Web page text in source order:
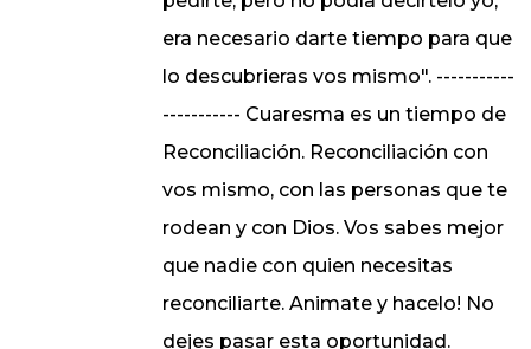
era necesario darte tiempo para que
lo descubrieras vos mismo". -----------
----------- Cuaresma es un tiempo de
Reconciliación. Reconciliación con
vos mismo, con las personas que te
rodean y con Dios. Vos sabes mejor
que nadie con quien necesitas
reconciliarte. Animate y hacelo! No
dejes pasar esta oportunidad.